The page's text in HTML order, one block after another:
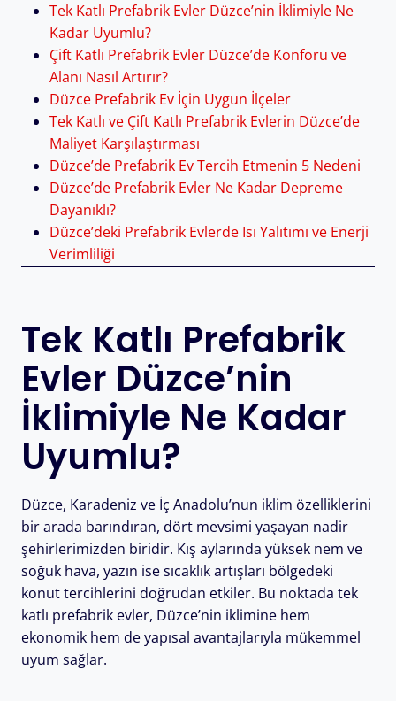
Tek Katlı Prefabrik Evler Düzce’nin İklimiyle Ne
Kadar Uyumlu?
Çift Katlı Prefabrik Evler Düzce’de Konforu ve
Alanı Nasıl Artırır?
Düzce Prefabrik Ev İçin Uygun İlçeler
Tek Katlı ve Çift Katlı Prefabrik Evlerin Düzce’de
Maliyet Karşılaştırması
Düzce’de Prefabrik Ev Tercih Etmenin 5 Nedeni
Düzce’de Prefabrik Evler Ne Kadar Depreme
Dayanıklı?
Düzce’deki Prefabrik Evlerde Isı Yalıtımı ve Enerji
Verimliliği
Tek Katlı Prefabrik
Evler Düzce’nin
İklimiyle Ne Kadar
Uyumlu?
Düzce, Karadeniz ve İç Anadolu’nun iklim özelliklerini
bir arada barındıran, dört mevsimi yaşayan nadir
şehirlerimizden biridir. Kış aylarında yüksek nem ve
soğuk hava, yazın ise sıcaklık artışları bölgedeki
konut tercihlerini doğrudan etkiler. Bu noktada tek
katlı prefabrik evler, Düzce’nin iklimine hem
ekonomik hem de yapısal avantajlarıyla mükemmel
uyum sağlar.